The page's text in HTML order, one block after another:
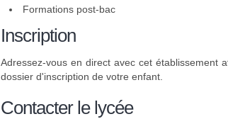
Formations post-bac
Inscription
Adressez-vous en direct avec cet établissement
dossier d'inscription de votre enfant.
Contacter le lycée